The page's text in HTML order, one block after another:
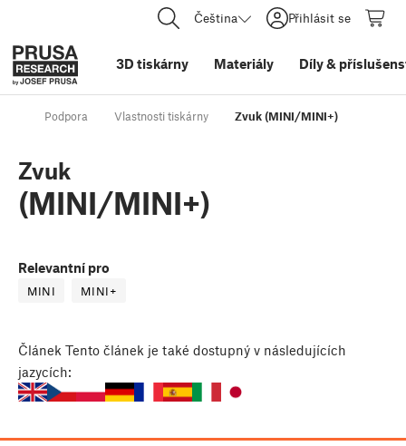
Čeština Přihlásit se
3D tiskárny Materiály Díly&
Podpora Vlastnosti tiskárny Zvuk (MINI/MINI+)
Zvuk
(MINI/MINI+)
Relevantní pro
MINI MINI+
Článek Tento článek je také dostupný v následujících
jazycích: